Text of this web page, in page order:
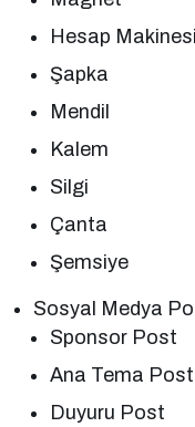
Hesap Makinesi
Şapka
Mendil
Kalem
Silgi
Çanta
Şemsiye
Sosyal Medya
Sponsor Post
Ana Tema Post
Duyuru Post